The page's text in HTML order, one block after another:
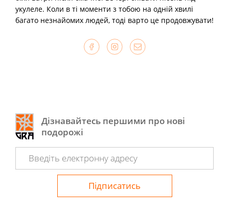
укулеле. Коли в ті моменти з тобою на одній хвилі
багато незнайомих людей, тоді варто це продовжувати!
Дізнавайтесь першими про нові
подорожі